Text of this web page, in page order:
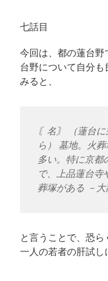
七話目
今回は、都の蓮台
台野について自分
みると、
〘名〙 （蓮台
ら） 墓地。火
多い。特に京都
で、上品蓮台寺
葬塚がある －大
と言うことで、恐ら
一人の若者の肝試し